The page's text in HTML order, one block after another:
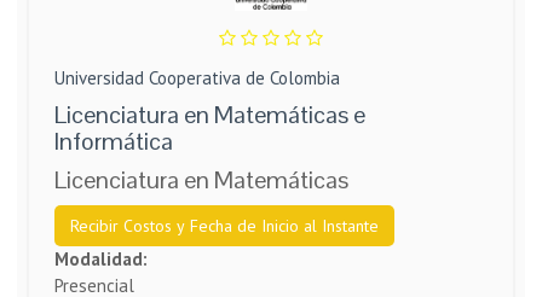
Universidad Cooperativa de Colombia
Licenciatura en Matemáticas e
Informática
Licenciatura en Matemáticas
Recibir Costos y Fecha de Inicio al Instante
Modalidad:
Presencial